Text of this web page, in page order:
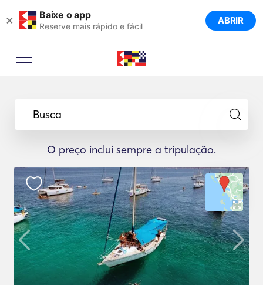
× Baixe o app
Reserve mais rápido e fácil ABRIR
Busca
O preço inclui sempre a tripulação.